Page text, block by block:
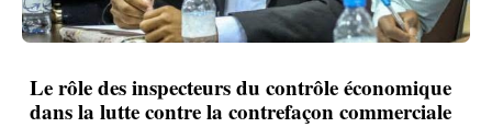
Le rôle des inspecteurs du contrôle économique
dans la lutte contre la contrefaçon commerciale